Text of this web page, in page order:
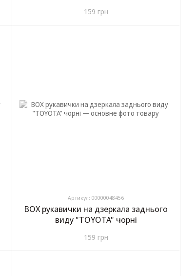
159 грн
Артикул: 00000048456
BOX рукавички на дзеркала заднього
виду "TOYOTA" чорні
159 грн